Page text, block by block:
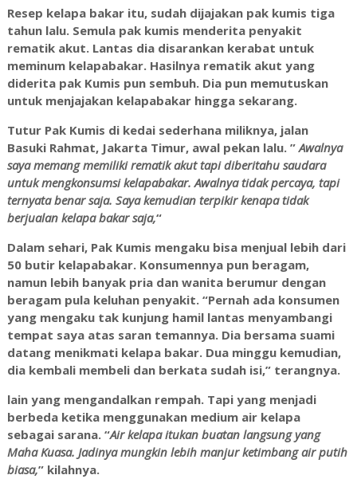
Resep kelapa bakar itu, sudah dijajakan pak kumis tiga
tahun lalu. Semula pak kumis menderita penyakit
rematik akut. Lantas dia disarankan kerabat untuk
meminum kelapabakar. Hasilnya rematik akut yang
diderita pak Kumis pun sembuh. Dia pun memutuskan
untuk menjajakan kelapabakar hingga sekarang.
Tutur Pak Kumis di kedai sederhana miliknya, jalan
Basuki Rahmat, Jakarta Timur, awal pekan lalu. ”Awalnya
saya memang memiliki rematik akut tapi diberitahu saudara
untuk mengkonsumsi kelapabakar. Awalnya tidak percaya, tapi
ternyata benar saja. Saya kemudian terpikir kenapa tidak
berjualan kelapa bakar saja,“
Dalam sehari, Pak Kumis mengaku bisa menjual lebih dari
50 butir kelapabakar. Konsumennya pun beragam,
namun lebih banyak pria dan wanita berumur dengan
beragam pula keluhan penyakit. “Pernah ada konsumen
yang mengaku tak kunjung hamil lantas menyambangi
tempat saya atas saran temannya. Dia bersama suami
datang menikmati kelapa bakar. Dua minggu kemudian,
dia kembali membeli dan berkata sudah isi,” terangnya.
lain yang mengandalkan rempah. Tapi yang menjadi
berbeda ketika menggunakan medium air kelapa
sebagai sarana. “Air kelapa itukan buatan langsung yang
Maha Kuasa. Jadinya mungkin lebih manjur ketimbang air putih
biasa,” kilahnya.